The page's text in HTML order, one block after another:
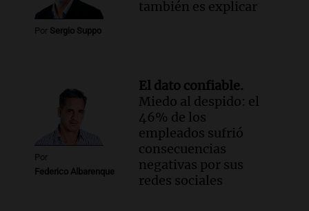
Informados al regreso
Episodios
Por Sergio Suppo
también es explicar
Por
Federico Albarenque
El dato confiable.
Miedo al despido: el
46% de los
empleados sufrió
consecuencias
negativas por sus
redes sociales